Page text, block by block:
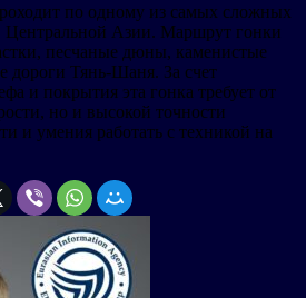
по одному из самых сложных
Азии. Маршрут гонки
песчаные дюны, каменистые
дороги Тянь-Шаня. За счет
и покрытия эта гонка требует от
но и высокой точности
и умения работать с техникой на